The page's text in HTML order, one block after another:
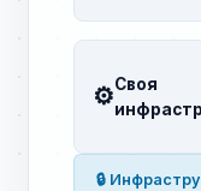
⚙️Своя
🔒